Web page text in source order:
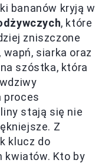
bananów kryją w
, które
zniszczone
siarka oraz
szóstka, która
proces
stają się nie
Z
klucz do
kwiatów. Kto by